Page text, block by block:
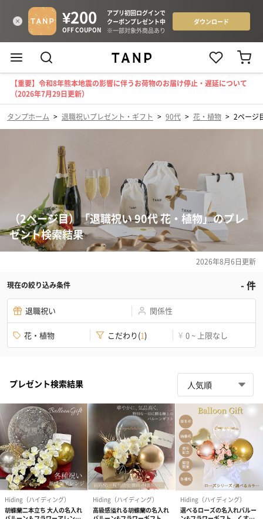
【重要】令和8年熊本地震の影響に伴うお荷物のお届け停止・遅延について
（2026年7月29日更新）
タンプホーム > 退職祝いプレゼント・ギフト > 90代 > 花・植物 > 2ページ
（2ページ目）「退職祝い 90代 花・植物」のプレ
ゼント検索結果
2026年8月6日更新
現在の絞り込み条件 -件
退職祝い 関係性
花・植物 こだわり(1) ¥ 0 ~ 上限なし
プレゼント検索結果